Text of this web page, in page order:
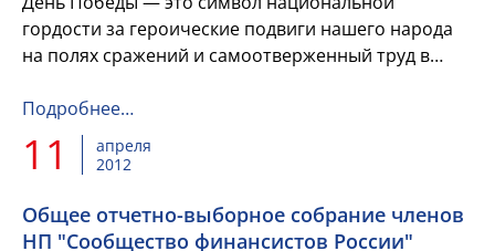
гордости за героические подвиги нашего народа
на полях сражений и самоотверженный труд в
Подробнее…
11
апреля
2012
Общее отчетно-выборное собрание членов
НП "Сообщество финансистов России"